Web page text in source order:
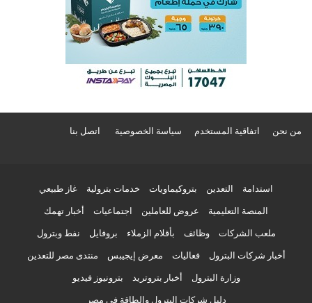
من نحن اتفاقية المستخدم سياسة الخصوصية اتصل بنا
استدامة التعدين بتروكيماويات خدمات بترولية غاز طبيعي
المنصة التعليمية عروض للعاملين اجتماعيات أخبار تهمك
ملعب الشركات وظائف بأقلام الزملاء بروفايل نفط وبترول
أخبار شركات البترول فعاليات معرض إيجيبس منتدى مصر للتعدين
وزارة البترول أخبار بتروتريد بترونيوز فيديو
دليل شركات البترول والطاقة في مصر